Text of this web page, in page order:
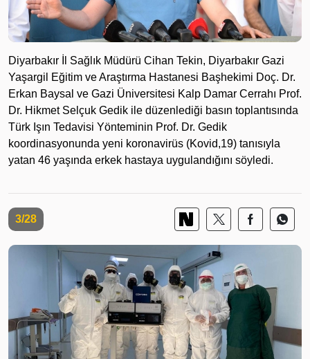
Diyarbakır İl Sağlık Müdürü Cihan Tekin, Diyarbakır Gazi
Yaşargil Eğitim ve Araştırma Hastanesi Başhekimi Doç. Dr.
Erkan Baysal ve Gazi Üniversitesi Kalp Damar Cerrahı Prof.
Dr. Hikmet Selçuk Gedik ile düzenlediği basın toplantısında
Türk Işın Tedavisi Yönteminin Prof. Dr. Gedik
koordinasyonunda yeni koronavirüs (Kovid,19) tanısıyla
yatan 46 yaşında erkek hastaya uygulandığını söyledi.
3/28